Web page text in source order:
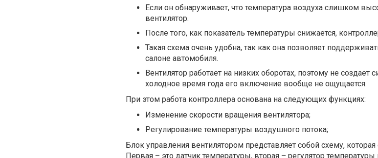
Если он обнаруживает, что температура воздуха слишком
вентилятор.
После того, как показатель температуры снижается,
Такая схема очень удобна, так как она позволяет
салоне автомобиля.
Вентилятор работает на низких оборотах, поэтому не создает
холодное время года его включение вообще не ощущается.
При этом работа контроллера основана на следующих функциях:
Изменение скорости вращения вентилятора;
Регулирование температуры воздушного потока;
Блок управления вентилятором представляет собой схему, которая
Первая – это датчик температуры, вторая – регулятор температуры